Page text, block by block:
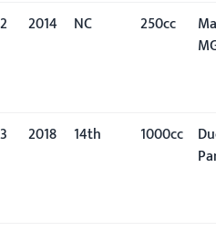
2
2014 NC 250cc
3
2018 14th 1000cc